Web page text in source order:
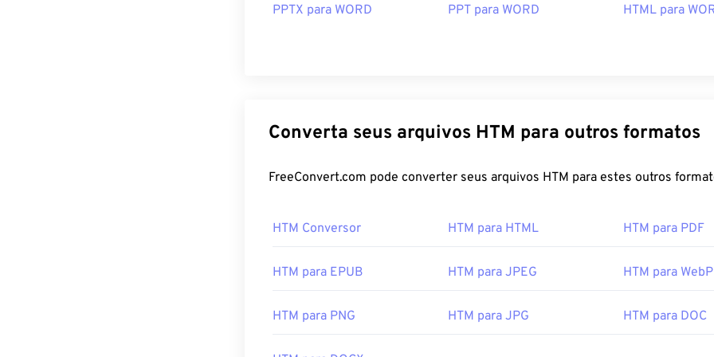
PPTX para WORD PPT para WORD HTML para
Converta seus arquivos HTM para outros formatos
FreeConvert.com pode converter seus arquivos HTM para estes outros
HTM Conversor HTM para HTML HTM para PDF
HTM para EPUB HTM para JPEG HTM para WebP
HTM para PNG HTM para JPG HTM para DOC